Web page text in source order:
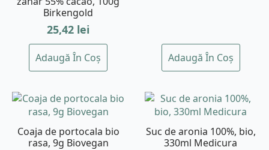
Birkengold
25,42 lei
Adaugă În Coș Adaugă În Coș
Coaja de portocala bio
rasa, 9g Biovegan
Suc de aronia 100%, bio,
330ml Medicura